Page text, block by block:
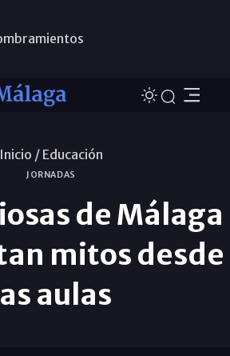
Inicio / Educación
JORNADAS
de Málaga
mitos desde
las aulas